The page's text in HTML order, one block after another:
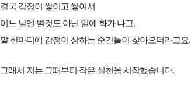
결국 감정이 쌓이고 쌓여서
어느 날엔 별것도 아닌 일에 화가 나고,
말 한마디에 감정이 상하는 순간들이 찾아오더라고요.
그래서 저는 그때부터 작은 실천을 시작했습니다.